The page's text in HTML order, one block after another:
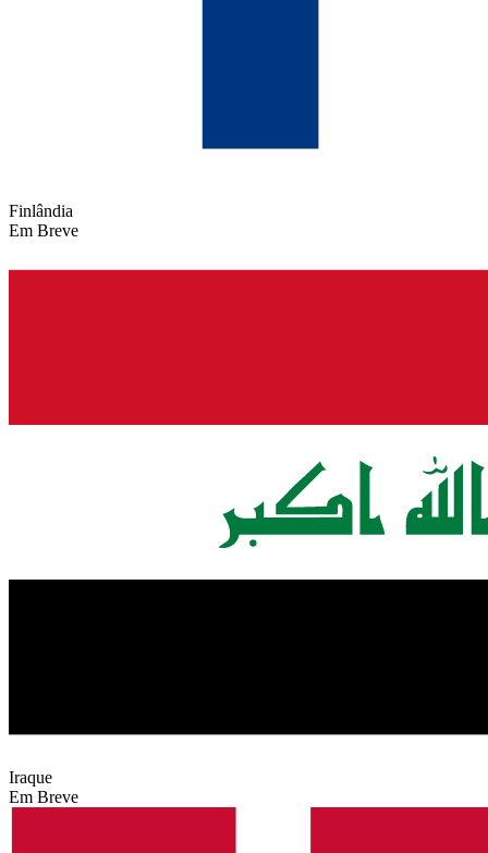
Finlândia
Em Breve
Iraque
Em Breve